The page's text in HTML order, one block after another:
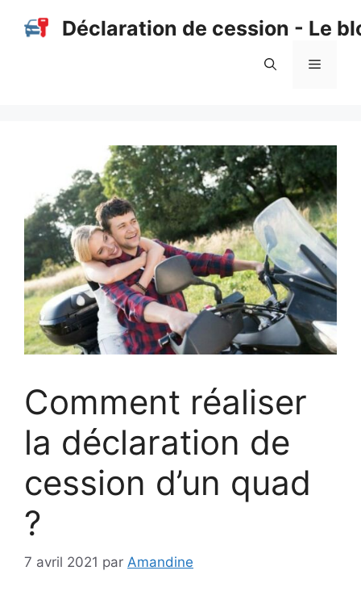
Déclaration de cession - Le
Menu
Comment réaliser
la déclaration de
cession d’un quad
?
7 avril 2021 par Amandine